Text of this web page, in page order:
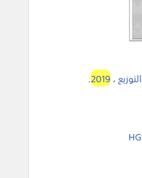
،2019
.